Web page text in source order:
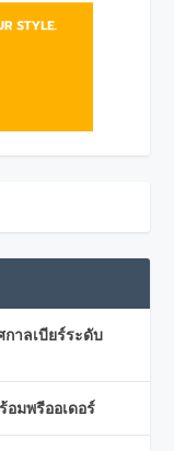
าลเบียร์ระดับ
อมพรีออเดอร์